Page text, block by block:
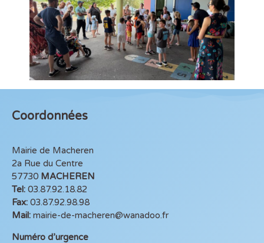
Coordonnées
Mairie de Macheren
2a Rue du Centre
57730 MACHEREN
Tel: 03.87.92.18.82
Fax: 03.87.92.98.98
Mail: mairie-de-macheren@wanadoo.fr
Numéro d’urgence